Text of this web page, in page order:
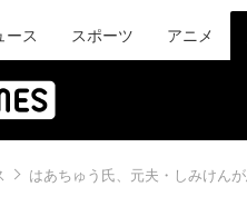
ース スポーツ アニメ
はあちゅう氏、元夫・しみけん